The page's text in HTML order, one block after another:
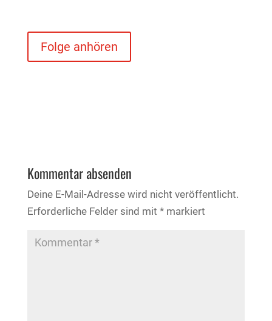
Folge anhören
Kommentar absenden
Deine E-Mail-Adresse wird nicht veröffentlicht.
Erforderliche Felder sind mit *markiert